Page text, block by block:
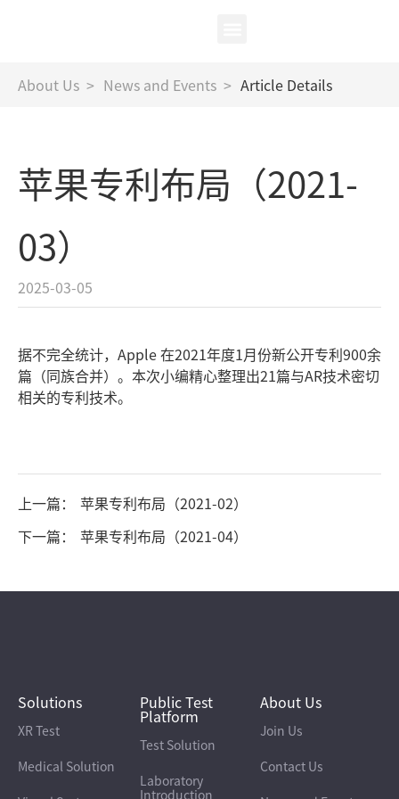
About Us > News and Events > Article Details
苹果专利布局（2021-
03）
2025-03-05
据不完全统计，Apple 在2021年度1月份新公开专利900余
篇（同族合并）。本次小编精心整理出21篇与AR技术密切
相关的专利技术。
上一篇：
苹果专利布局（2021-02）
下一篇：
苹果专利布局（2021-04）
Solutions
XR Test
Medical Solution
Public Test
Platform
Test Solution
Laboratory
Introduction
About Us
Join Us
Contact Us